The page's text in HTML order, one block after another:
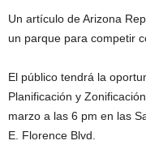
Un artículo de Arizona
un parque para competir
El público tendrá la
Planificación y
marzo a las 6 pm en las
E. Florence Blvd.